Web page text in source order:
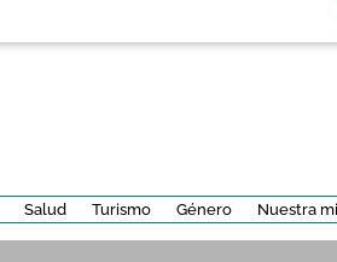
Salud Turismo Género Nuestra